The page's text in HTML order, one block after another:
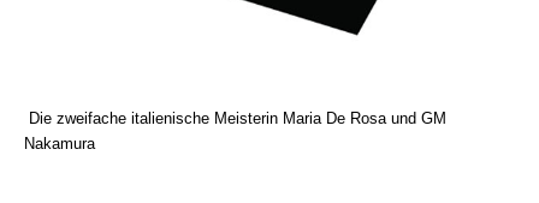
Die zweifache italienische Meisterin Maria De Rosa und GM
Nakamura